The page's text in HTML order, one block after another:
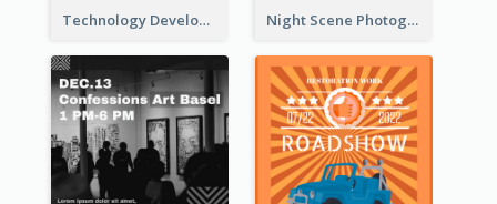
Technology Development Conference Instagram Post Night Scene Photography Exhibition Instagram Post